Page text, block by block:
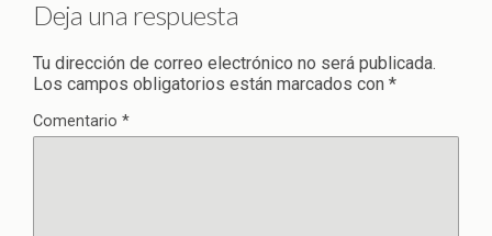
Deja una respuesta
Tu dirección de correo electrónico no será publicada.
Los campos obligatorios están marcados con *
Comentario *